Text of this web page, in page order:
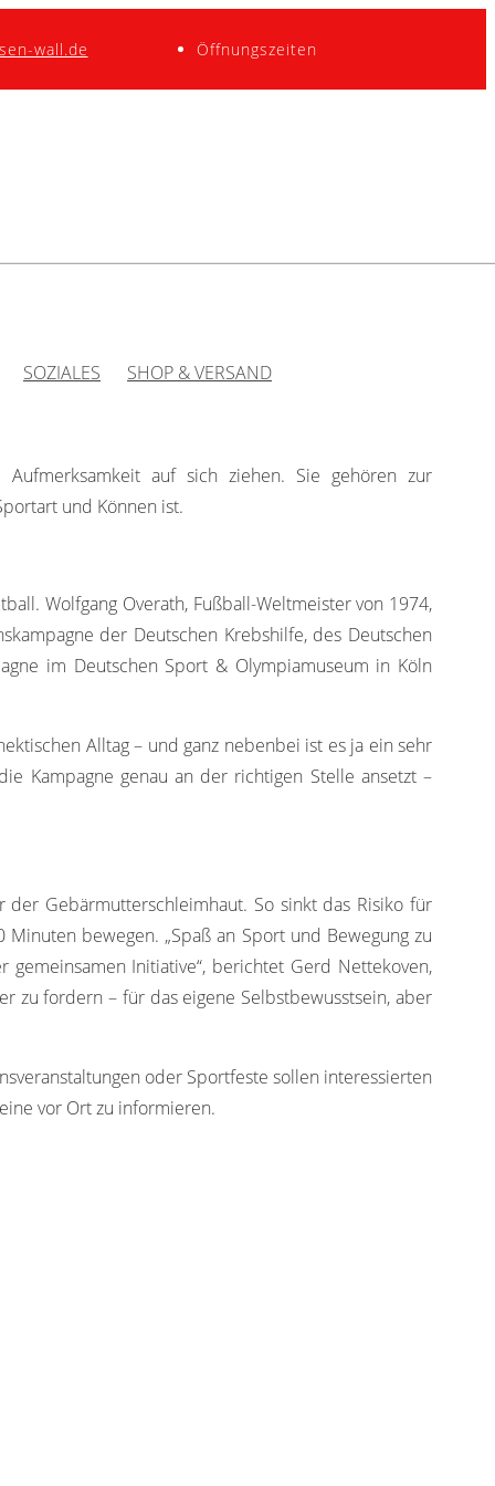
wall.de Öffnungszeiten
SOZIALES SHOP & VERSAND
auf sich ziehen. Sie gehören zur
und Können ist.
Wolfgang Overath, Fußball-Weltmeister von 1974,
der Deutschen Krebshilfe, des Deutschen
im Deutschen Sport & Olympiamuseum in Köln
Alltag – und ganz nebenbei ist es ja ein sehr
Kampagne genau an der richtigen Stelle ansetzt –
Gebärmutterschleimhaut. So sinkt das Risiko für
bewegen. „Spaß an Sport und Bewegung zu
Initiative“, berichtet Gerd Nettekoven,
zu fordern – für das eigene Selbstbewusstsein, aber
oder Sportfeste sollen interessierten
vor Ort zu informieren.